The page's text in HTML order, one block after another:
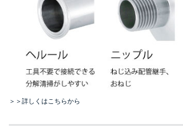
＞＞詳しくはこちらから